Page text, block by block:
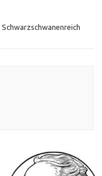
Schwarzschwanenreich